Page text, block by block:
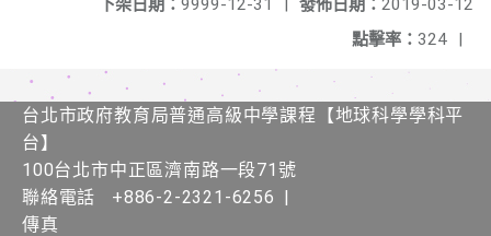
發佈日期： 2019-03-12
下架日期： 9999-12-31
|
點擊率： 324 |
台北市政府教育局普通高級中學課程​【​地球科學學科平
台】
100台北市中正區濟南路一段71號
聯絡電話
+886-2-2321-6256 |
傳真